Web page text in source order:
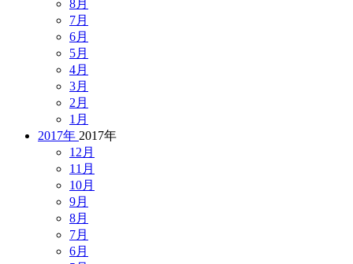
8月
7月
6月
5月
4月
3月
2月
1月
2017年 2017年
12月
11月
10月
9月
8月
7月
6月